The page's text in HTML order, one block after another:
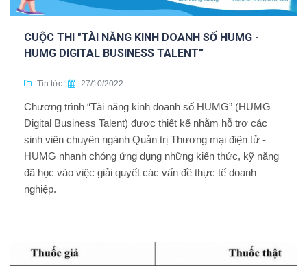
CUỘC THI "TÀI NĂNG KINH DOANH SỐ HUMG -
HUMG DIGITAL BUSINESS TALENT”
Tin tức 27/10/2022
Chương trình “Tài năng kinh doanh số HUMG” (HUMG
Digital Business Talent) được thiết kế nhằm hỗ trợ các
sinh viên chuyên ngành Quản trị Thương mại điện tử -
HUMG nhanh chóng ứng dụng những kiến thức, kỹ năng
đã học vào việc giải quyết các vấn đề thực tế doanh
nghiệp.